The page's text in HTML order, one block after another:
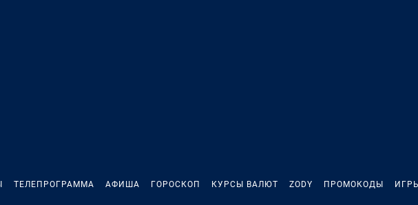
ТЕЛЕПРОГРАММА АФИША ГОРОСКОП КУРСЫ ВАЛЮТ ZODY ПРОМОКОДЫ ИГРЫ